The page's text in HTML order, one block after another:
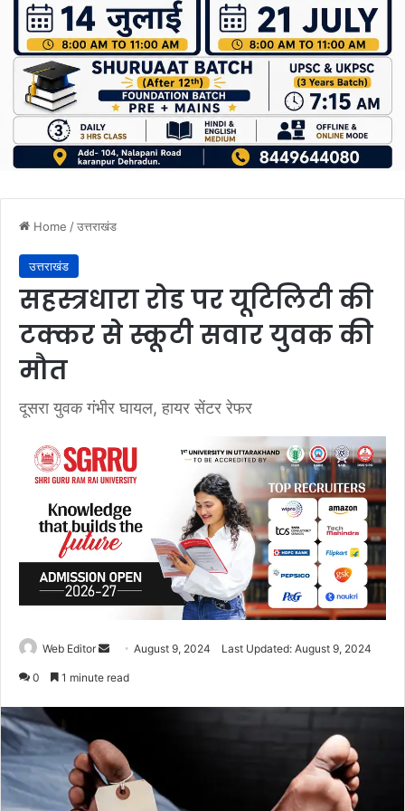
Home /उत्तराखंड
उत्तराखंड
सहस्त्रधारा रोड पर यूटिलिटी की
टक्कर से स्कूटी सवार युवक की
मौत
दूसरा युवक गंभीर घायल, हायर सेंटर रेफर
Web Editor
n
e
m
August 9, 2024 Last Updated: August 9, 2024
0 1 minute read